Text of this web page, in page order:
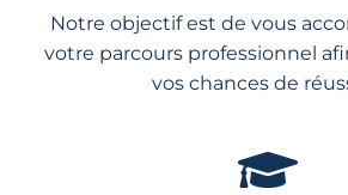
Notre objectif est de vous
votre parcours professionnel
vos chances de